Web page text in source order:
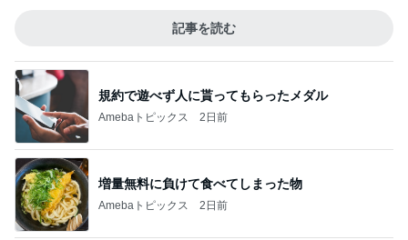
記事を読む
規約で遊べず人に貰ってもらったメダル
Amebaトピックス 2日前
増量無料に負けて食べてしまった物
Amebaトピックス 2日前